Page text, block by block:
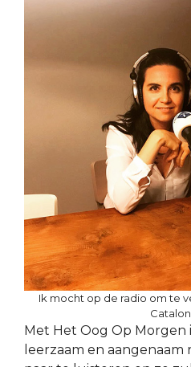
Ik mocht op de radio om te
Met Het Oog Op Morgen
leerzaam en